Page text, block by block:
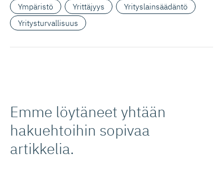
Ympäristö
Yrittäjyys
Yrityslainsäädäntö
Yritysturvallisuus
Emme löytäneet yhtään
hakuehtoihin sopivaa
artikkelia.